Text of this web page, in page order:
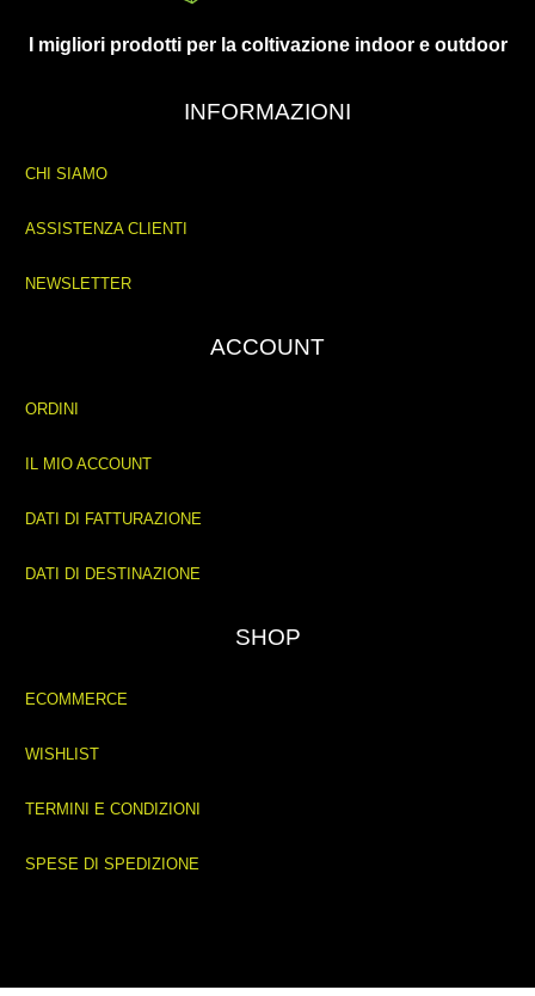
I migliori prodotti per la coltivazione indoor e outdoor
INFORMAZIONI
CHI SIAMO
ASSISTENZA CLIENTI
NEWSLETTER
ACCOUNT
ORDINI
IL MIO ACCOUNT
DATI DI FATTURAZIONE
DATI DI DESTINAZIONE
SHOP
ECOMMERCE
WISHLIST
TERMINI E CONDIZIONI
SPESE DI SPEDIZIONE